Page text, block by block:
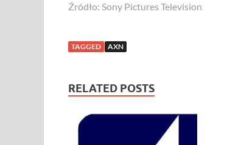
Źródło: Sony Pictures Television
TAGGED AXN
RELATED POSTS